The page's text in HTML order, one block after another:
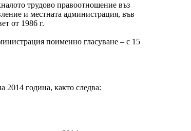
трудово правоотношение въз
и местната администрация, във
от 1986 г.
поименно гласуване – с 15
2014 година, както следва: